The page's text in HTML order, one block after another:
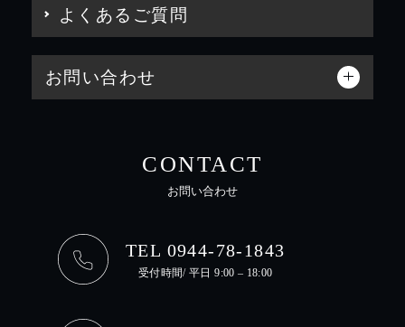
よくあるご質問
お問い合わせ
CONTACT
お問い合わせ
TEL 0944-78-1843
受付時間/ 平日 9:00 – 18:00